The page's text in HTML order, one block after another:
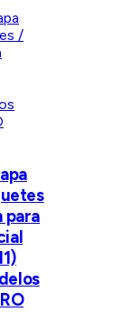
para